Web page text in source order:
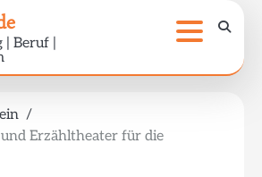
Beruf |
Erzähltheater für die